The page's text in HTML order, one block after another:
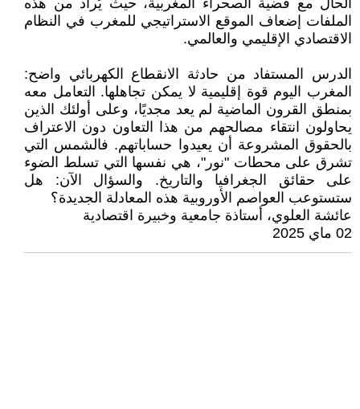
الحال مع قضية الصحراء المغربية، حيث يُراد من هذه
الملفات إضعاف الموقع الاستراتيجي للمغرب في النظام
الاقتصادي الإقليمي والعالمي.
الدرس المستفاد من حادثة الانقطاع الكهربائي واضح:
المغرب اليوم قوة إقليمية لا يمكن تجاهلها. التعامل معه
بمنطق القرون الماضية لم يعد مجديًا، وعلى أولئك الذين
يحاولون انتقاء مصالحهم من هذا التعاون دون الاعتراف
بالحقوق المشروعة أن يعيدوا حساباتهم. فالشمس التي
تشرق على محطات "نور"، هي نفسها التي تسلط الضوء
على حقائق الجغرافيا والتاريخ. والسؤال الآن: هل
ستستوعب العواصم الأوروبية هذه المعادلة الجديدة؟
عائشة العلوي، أستاذة جامعية وخبيرة اقتصادية
02 ماي 2025